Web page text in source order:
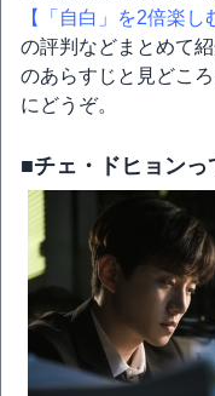
【「自白」を2倍楽し
の評判などまとめて
のあらすじと見どこ
にどうぞ。
■チェ・ドヒョンっ